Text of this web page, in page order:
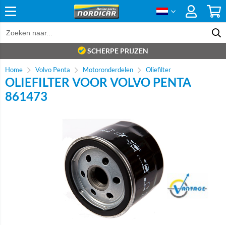
SCHERPE PRIJZEN
Home Volvo Penta Motoronderdelen Oliefilter
OLIEFILTER VOOR VOLVO PENTA
861473
Brand